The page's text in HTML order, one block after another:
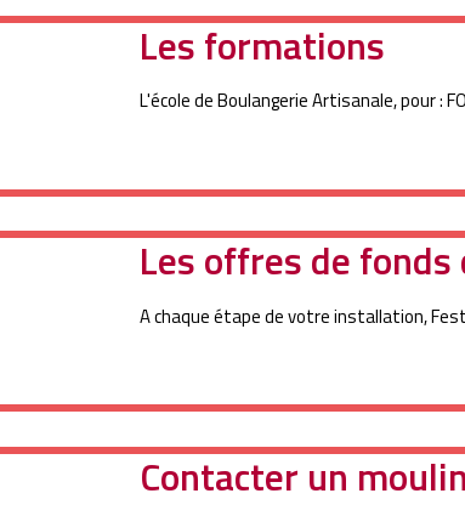
Les formations
L'école de Boulangerie Artisanale, pour :
Les offres de fonds
A chaque étape de votre installation,
Contacter un moulin